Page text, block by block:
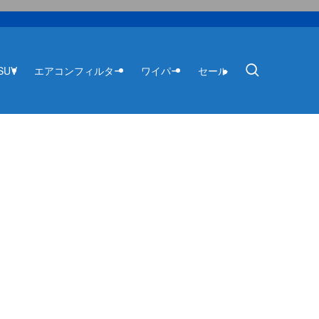
エアコンフィルター ワイパー セール